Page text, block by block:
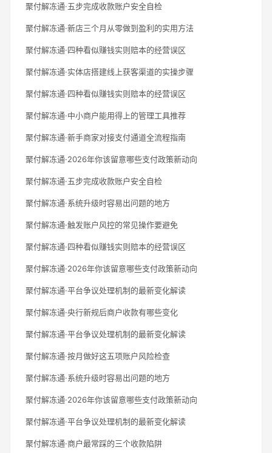
聚付解冻通·五步完成收款账户安全自检
聚付解冻通·新店三个月从零做到盈利的实用方法
聚付解冻通·四种看似赚钱实则赔本的经营误区
聚付解冻通·实体店搭建线上获客渠道的实操步骤
聚付解冻通·四种看似赚钱实则赔本的经营误区
聚付解冻通·中小商户能用得上的管理工具推荐
聚付解冻通·新手商家对接支付通道全流程指南
聚付解冻通·2026年你该留意哪些支付政策新动向
聚付解冻通·五步完成收款账户安全自检
聚付解冻通·系统升级时容易出问题的地方
聚付解冻通·触发账户风控的常见操作要避免
聚付解冻通·四种看似赚钱实则赔本的经营误区
聚付解冻通·2026年你该留意哪些支付政策新动向
聚付解冻通·平台争议处理机制的最新变化解读
聚付解冻通·央行新规后商户收款有哪些变化
聚付解冻通·平台争议处理机制的最新变化解读
聚付解冻通·按月做好这五项账户风险检查
聚付解冻通·系统升级时容易出问题的地方
聚付解冻通·2026年你该留意哪些支付政策新动向
聚付解冻通·平台争议处理机制的最新变化解读
聚付解冻通·商户最常踩的三个收款陷阱